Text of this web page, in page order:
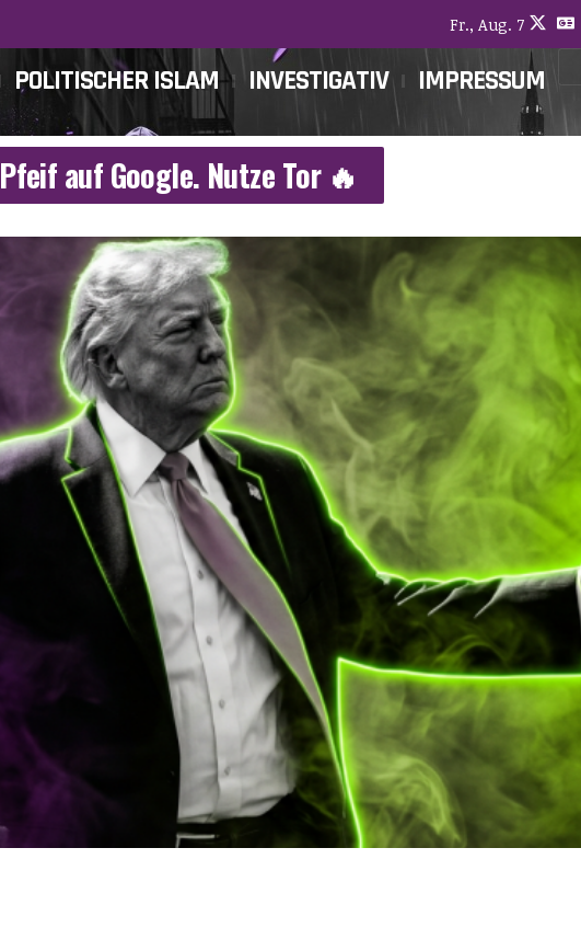
Fr., Aug. 7
POLITISCHER ISLAM INVESTIGATIV IMPRESSUM
Pfeif auf Google. Nutze Tor 🔥